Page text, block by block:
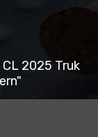
2025 Truk